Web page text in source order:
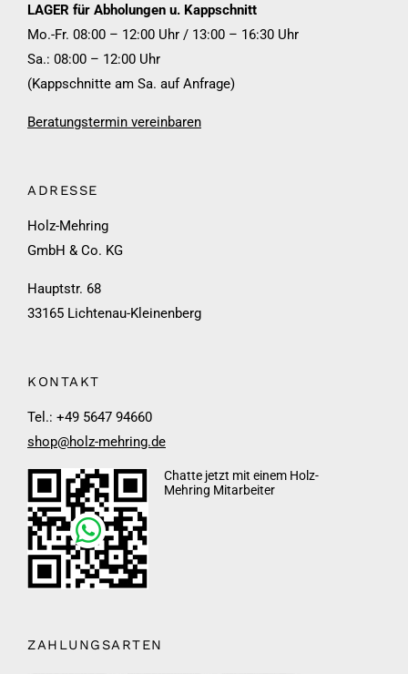
LAGER für Abholungen u. Kappschnitt
Mo.-Fr. 08:00 – 12:00 Uhr / 13:00 – 16:30 Uhr
Sa.: 08:00 – 12:00 Uhr
(Kappschnitte am Sa. auf Anfrage)
Beratungstermin vereinbaren
ADRESSE
Holz-Mehring
GmbH & Co. KG
Hauptstr. 68
33165 Lichtenau-Kleinenberg
KONTAKT
Tel.: +49 5647 94660
shop@holz-mehring.de
Chatte jetzt mit einem Holz-
Mehring Mitarbeiter
ZAHLUNGSARTEN